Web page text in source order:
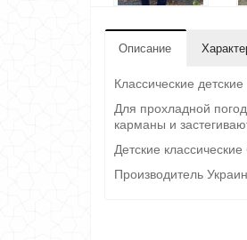
Описание
Классические
Для прохладной
карманы и
Детские
Производитель